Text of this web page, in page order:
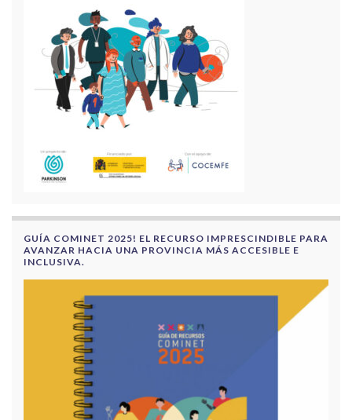
GUÍA COMINET 2025! EL RECURSO IMPRESCINDIBLE PARA
AVANZAR HACIA UNA PROVINCIA MÁS ACCESIBLE E
INCLUSIVA.